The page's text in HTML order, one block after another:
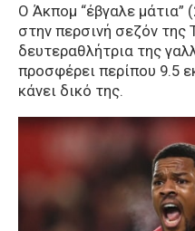
Ο Άκπομ “έβγαλε μάτια”
στην περσινή σεζόν της
δευτεραθλήτρια της
προσφέρει περίπου 9.5
κάνει δικό της.